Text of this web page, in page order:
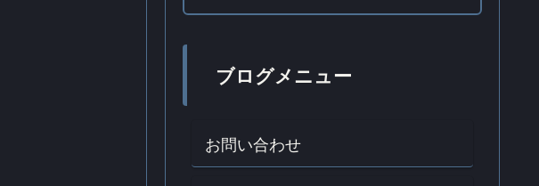
ブログメニュー
お問い合わせ